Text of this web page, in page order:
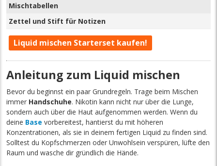
Mischtabellen
Zettel und Stift für Notizen
Liquid mischen Starterset kaufen!
Anleitung zum Liquid mischen
Bevor du beginnst ein paar Grundregeln. Trage beim Mischen
immer Handschuhe. Nikotin kann nicht nur über die Lunge,
sondern auch über die Haut aufgenommen werden. Wenn du
deine Base vorbereitest, hantierst du mit höheren
Konzentrationen, als sie in deinem fertigen Liquid zu finden sind.
Solltest du Kopfschmerzen oder Unwohlsein verspüren, lüfte den
Raum und wasche dir gründlich die Hände.